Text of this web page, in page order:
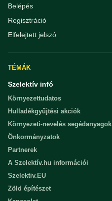
Belépés
Regisztráció
Elfelejtett jelszó
TÉMÁK
Szelektív infó
Környezettudatos
Hulladékgyűjtési akciók
Környezeti-nevelés segédanyagok
Önkormányzatok
Partnerek
A Szelektív.hu információi
Szelektiv.EU
Zöld építészet